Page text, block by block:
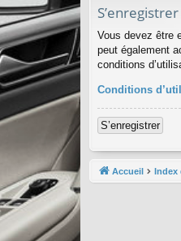
S’enregistrer
Vous devez être
peut également
conditions
Conditions
S’enregistrer
Accueil